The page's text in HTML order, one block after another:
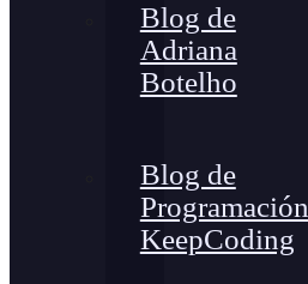
Blog de
Adriana
Botelho
Blog de
Programación
KeepCoding